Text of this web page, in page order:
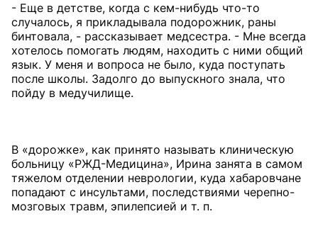
- Еще в детстве, когда с кем-нибудь что-то
случалось, я прикладывала подорожник, раны
бинтовала, - рассказывает медсестра. - Мне всегда
хотелось помогать людям, находить с ними общий
язык. У меня и вопроса не было, куда поступать
после школы. Задолго до выпускного знала, что
пойду в медучилище.
В «дорожке», как принято называть клиническую
больницу «РЖД-Медицина», Ирина занята в самом
тяжелом отделении неврологии, куда хабаровчане
попадают с инсультами, последствиями черепно-
мозговых травм, эпилепсией и т. п.